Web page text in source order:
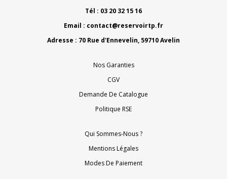
Tél : 03 20 32 15 16
Email : contact@reservoirtp.fr
Adresse : 70 Rue d'Ennevelin, 59710 Avelin
Nos Garanties
CGV
Demande De Catalogue
Politique RSE
Qui Sommes-Nous ?
Mentions Légales
Modes De Paiement